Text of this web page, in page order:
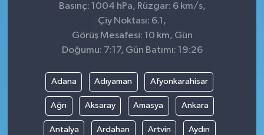
Basınç: 1004 hPa, Rüzgar: 6 km/s,
Çiy Noktası: 6.1,
Görüş Mesafesi: 10 km, Gün
Doğumu: 7:17, Gün Batımı: 19:26
Adana Adıyaman Afyonkarahisar
Ağrı Aksaray Amasya Ankara
Antalya Ardahan Artvin Aydın